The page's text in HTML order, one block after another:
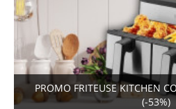
PROMO FRITEUSE KITCHEN
(-53%)